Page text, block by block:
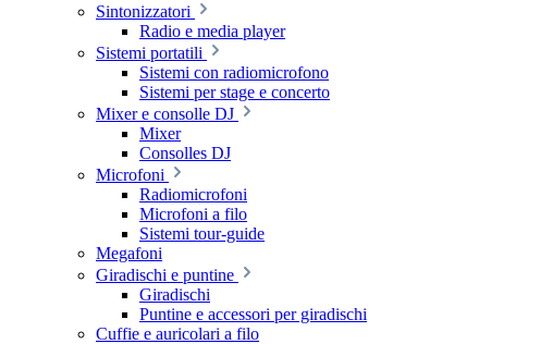
Sintonizzatori
Radio e media player
Sistemi portatili
Sistemi con radiomicrofono
Sistemi per stage e concerto
Mixer e consolle DJ
Mixer
Consolles DJ
Microfoni
Radiomicrofoni
Microfoni a filo
Sistemi tour-guide
Megafoni
Giradischi e puntine
Giradischi
Puntine e accessori per giradischi
Cuffie e auricolari a filo